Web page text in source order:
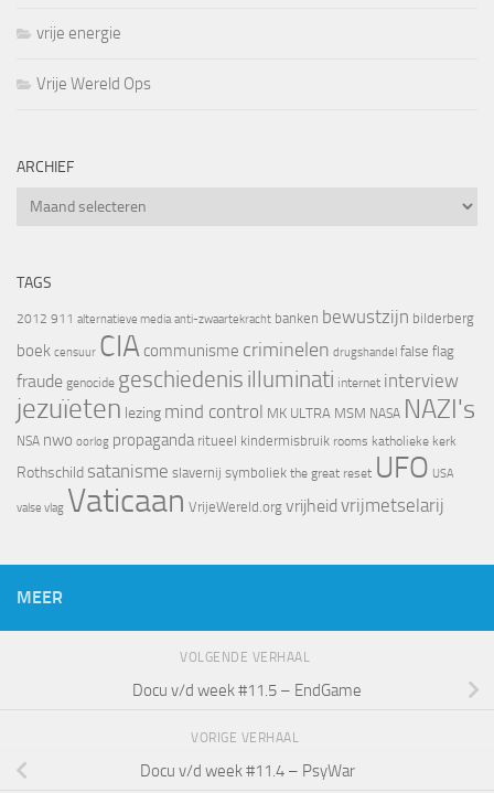
vrije energie
Vrije Wereld Ops
ARCHIEF
Archief
TAGS
2012 911 alternatieve media anti-zwaartekracht banken bewustzijn bilderberg
boek censuur CIA communisme criminelen drugshandel false flag
fraude genocide geschiedenis illuminati internet interview
jezuïeten lezing mind control MK ULTRA MSM NASA NAZI's
NSA nwo oorlog propaganda ritueel kindermisbruik rooms katholieke kerk
Rothschild satanisme slavernij symboliek the great reset UFO USA
valse vlag Vaticaan VrijeWereld.org vrijheid vrijmetselarij
MEER
VOLGENDE VERHAAL
Docu v/d week #11.5 – EndGame
VORIGE VERHAAL
Docu v/d week #11.4 – PsyWar